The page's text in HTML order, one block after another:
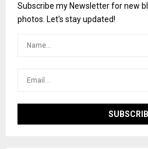
Subscribe my Newsletter for new
photos. Let's stay updated!